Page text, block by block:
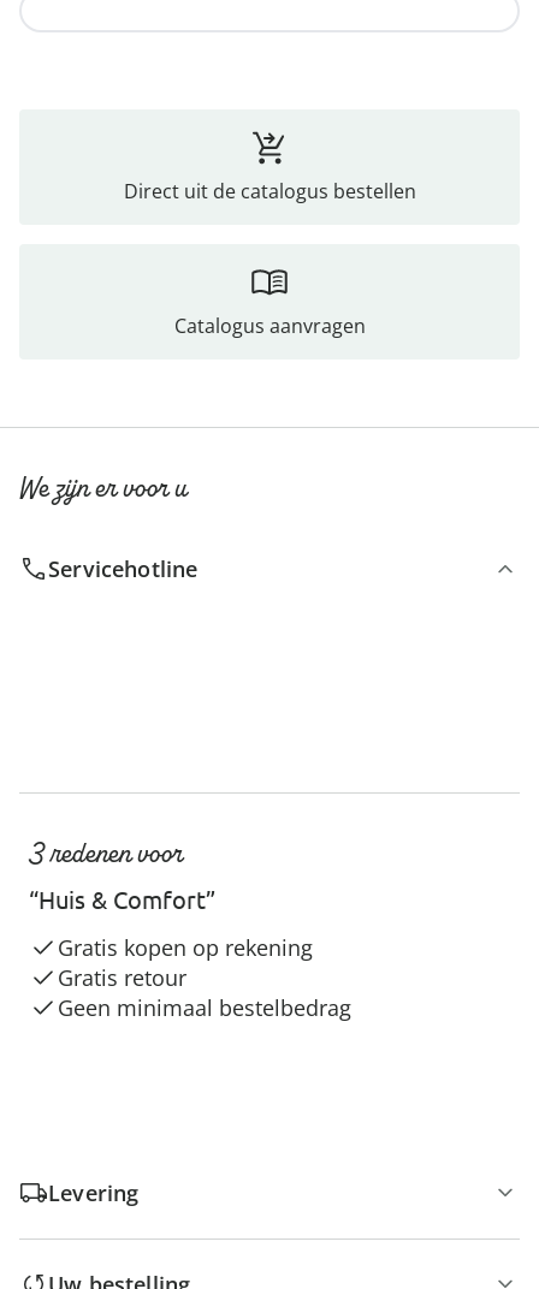
Direct uit de catalogus bestellen
Catalogus aanvragen
We zijn er voor u
Servicehotline
3 redenen voor
“Huis & Comfort”
Gratis kopen op rekening
Gratis retour
Geen minimaal bestelbedrag
Levering